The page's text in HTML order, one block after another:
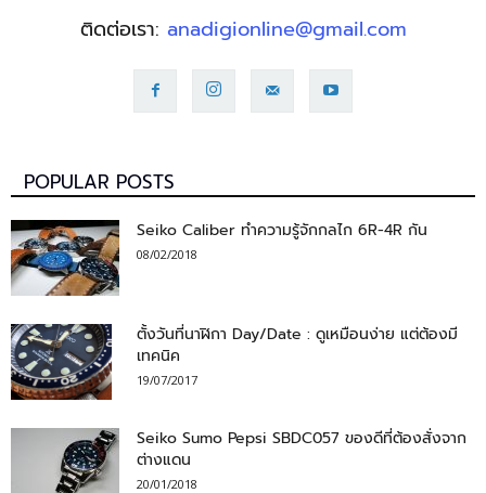
ติดต่อเรา: anadigionline@gmail.com
POPULAR POSTS
Seiko Caliber ทำความรู้จักกลไก 6R-4R กัน
08/02/2018
ตั้งวันที่นาฬิกา Day/Date : ดูเหมือนง่าย แต่ต้องมี
เทคนิค
19/07/2017
Seiko Sumo Pepsi SBDC057 ของดีที่ต้องสั่งจาก
ต่างแดน
20/01/2018